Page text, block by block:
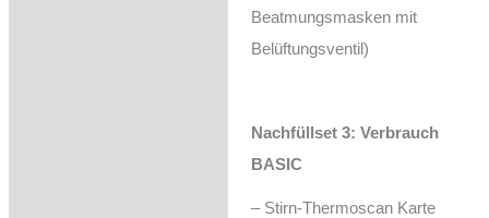
Beatmungsmasken mit
Belüftungsventil)
Nachfüllset 3: Verbrauch
BASIC
– Stirn-Thermoscan Karte